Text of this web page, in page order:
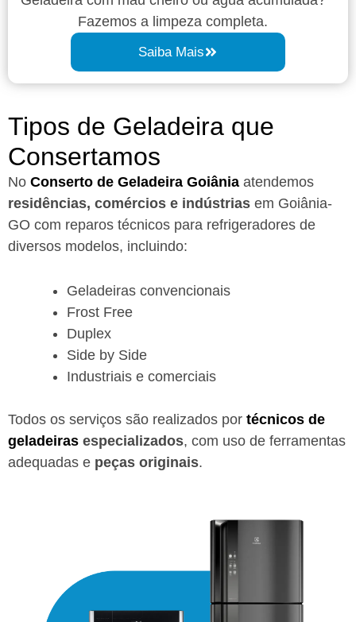
Fazemos a limpeza completa.
Saiba Mais
Tipos de Geladeira que
Consertamos
No Conserto de Geladeira Goiânia atendemos
residências, comércios e indústrias em Goiânia-
GO com reparos técnicos para refrigeradores de
diversos modelos, incluindo:
Geladeiras convencionais
Frost Free
Duplex
Side by Side
Industriais e comerciais
Todos os serviços são realizados por técnicos de
geladeiras especializados, com uso de ferramentas
adequadas e peças originais.